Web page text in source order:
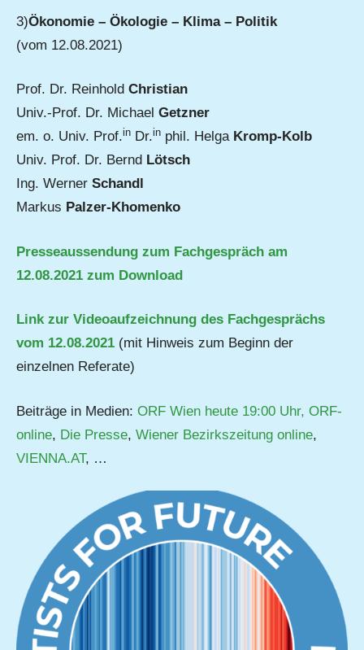
3)Ökonomie – Ökologie – Klima – Politik
(vom 12.08.2021)
Prof. Dr. Reinhold Christian
Univ.-Prof. Dr. Michael Getzner
em. o. Univ. Prof.in Dr.in phil. Helga Kromp-Kolb
Univ. Prof. Dr. Bernd Lötsch
Ing. Werner Schandl
Markus Palzer-Khomenko
Presseaussendung zum Fachgespräch am
12.08.2021 zum Download
Link zur Videoaufzeichnung des Fachgesprächs
vom 12.08.2021 (mit Hinweis zum Beginn der
einzelnen Referate)
Beiträge in Medien: ORF Wien heute 19:00 Uhr, ORF-
online, Die Presse, Wiener Bezirkszeitung online,
VIENNA.AT, …